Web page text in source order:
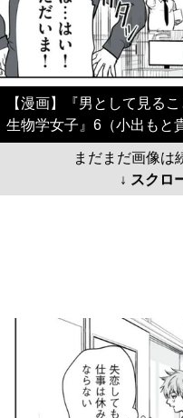
【漫画】『男として見る
生物学女子』6（小出もと
まだまだ画像は
↓ スクロ